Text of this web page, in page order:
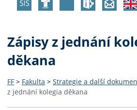
Zápisy z jednání
děkana
FF > Fakulta > Strategie a další
z jednání kolegia děkana